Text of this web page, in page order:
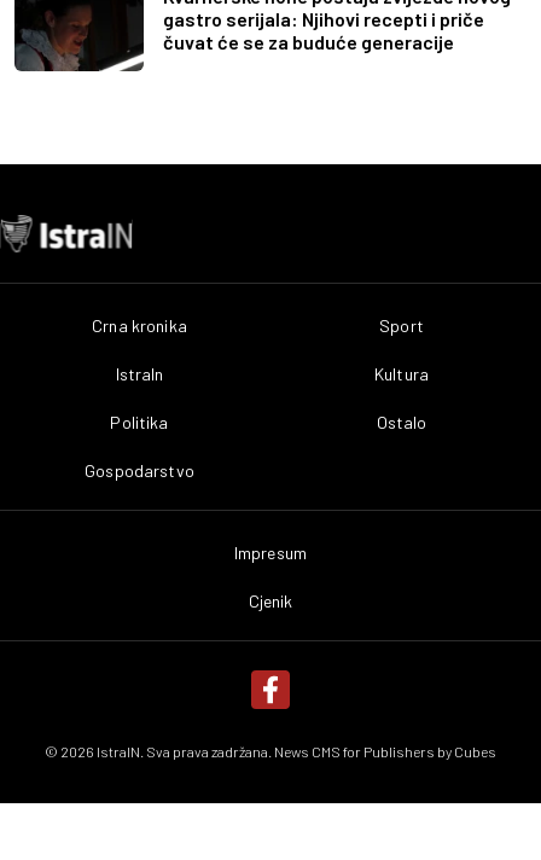
gastro serijala: Njihovi recepti i priče
čuvat će se za buduće generacije
Crna kronika
IstraIn
Politika
Gospodarstvo
Sport
Kultura
Ostalo
Impresum
Cjenik
© 2026 IstraIN. Sva prava zadržana. News CMS for Publishers by Cubes